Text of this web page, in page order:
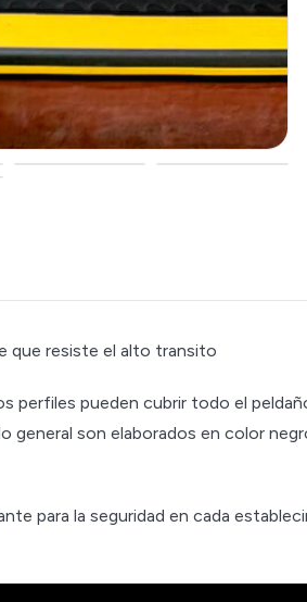
que resiste el alto transito
perfiles pueden cubrir todo el
son elaborados en color
para la seguridad en cada